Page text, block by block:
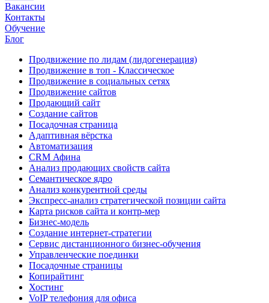
Вакансии
Контакты
Обучение
Блог
Продвижение по лидам (лидогенерация)
Продвижение в топ - Классическое
Продвижение в социальных сетях
Продвижение сайтов
Продающий сайт
Создание сайтов
Посадочная страница
Адаптивная вёрстка
Автоматизация
CRM Афина
Анализ продающих свойств сайта
Семантическое ядро
Анализ конкурентной среды
Экспресс-анализ стратегической позиции сайта
Карта рисков сайта и контр-мер
Бизнес-модель
Создание интернет-стратегии
Сервис дистанционного бизнес-обучения
Управленческие поединки
Посадочные страницы
Копирайтинг
Хостинг
VoIP телефония для офиса